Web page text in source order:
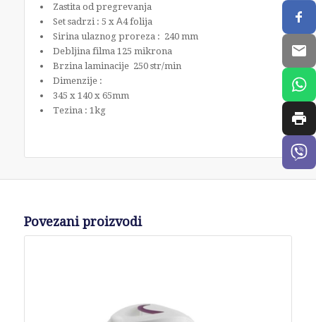
Zastita od pregrevanja
Set sadrzi : 5 x А4 folija
Sirina ulaznog proreza : 240 mm
Debljina filma 125 mikrona
Brzina laminacije 250 str/min
Dimenzije :
345 x 140 x 65mm
Tezina : 1kg
Povezani proizvodi